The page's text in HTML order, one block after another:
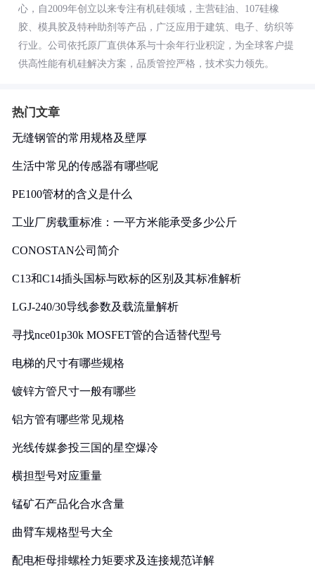
心，自2009年创立以来专注有机硅领域，主营硅油、107硅橡
胶、模具胶及特种助剂等产品，广泛应用于建筑、电子、纺织等
行业。公司依托原厂直供体系与十余年行业积淀，为全球客户提
供高性能有机硅解决方案，品质管控严格，技术实力领先。
热门文章
无缝钢管的常用规格及壁厚
生活中常见的传感器有哪些呢
PE100管材的含义是什么
工业厂房载重标准：一平方米能承受多少公斤
CONOSTAN公司简介
C13和C14插头国标与欧标的区别及其标准解析
LGJ-240/30导线参数及载流量解析
寻找nce01p30k MOSFET管的合适替代型号
电梯的尺寸有哪些规格
镀锌方管尺寸一般有哪些
铝方管有哪些常见规格
光线传媒参投三国的星空爆冷
横担型号对应重量
锰矿石产品化合水含量
曲臂车规格型号大全
配电柜母排螺栓力矩要求及连接规范详解